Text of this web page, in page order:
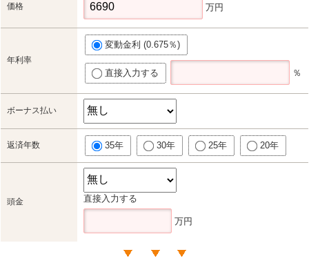
価格 万円
年利率
変動金利 (0.675％)
直接入力する ％
ボーナス払い
返済年数 35年 30年 25年 20年
頭金 直接入力する
万円